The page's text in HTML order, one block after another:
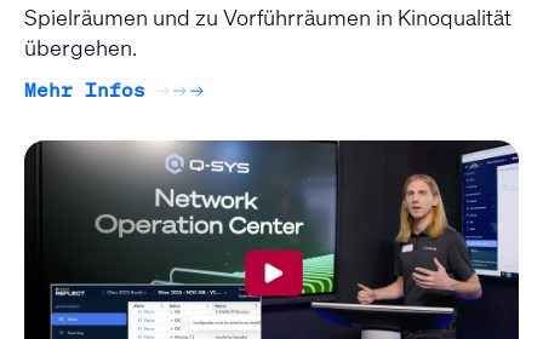
Spielräumen und zu Vorführräumen in Kinoqualität
übergehen.
Mehr Infos